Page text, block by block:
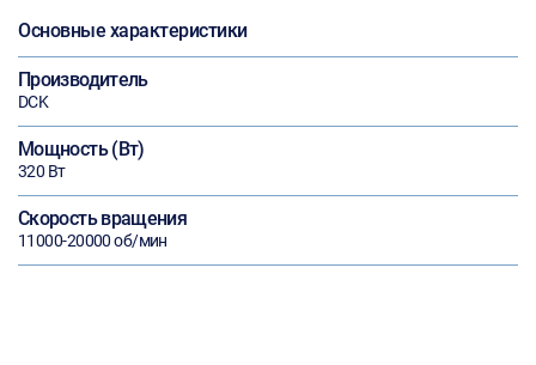
Основные характеристики
Производитель
DCK
Мощность (Вт)
320 Вт
Скорость вращения
11000-20000 об/мин